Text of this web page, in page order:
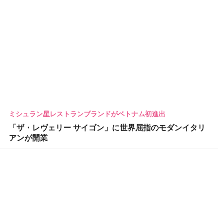
ミシュラン星レストランブランドがベトナム初進出
「ザ・レヴェリー サイゴン」に世界屈指のモダンイタリ
アンが開業